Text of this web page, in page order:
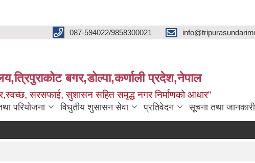
087-594022/9858300021
बगर,डोल्पा,कर्णाली प्रदेश,नेपाल
सरसफाई, सुशासन सहित समृद्ध नगर निर्माणको आधार"
परियोजना विधुतीय शुसासन सेवा प्रतिवेदन सूचना तथा जानकारी